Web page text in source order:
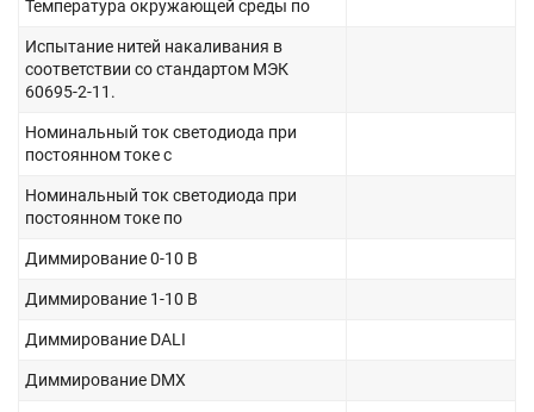
Температура окружающей среды по
Испытание нитей накаливания в
соответствии со стандартом МЭК
60695-2-11.
Номинальный ток светодиода при
постоянном токе с
Номинальный ток светодиода при
постоянном токе по
Диммирование 0-10 В
Диммирование 1-10 В
Диммирование DALI
Диммирование DMX